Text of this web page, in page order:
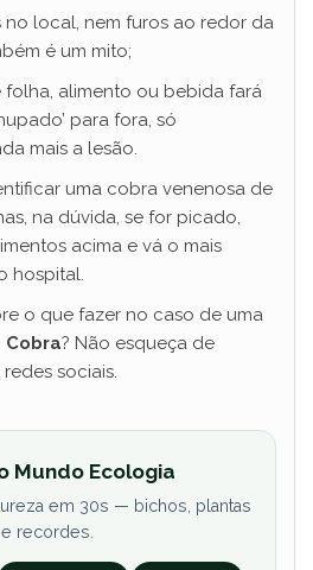
no local, nem furos ao redor da
é um mito;
folha, alimento ou bebida fará
para fora, só
mais a lesão.
uma cobra venenosa de
na dúvida, se for picado,
acima e vá o mais
hospital.
o que fazer no caso de uma
Cobra? Não esqueça de
sociais.
Mundo Ecologia
em 30s — bichos, plantas
e recordes.